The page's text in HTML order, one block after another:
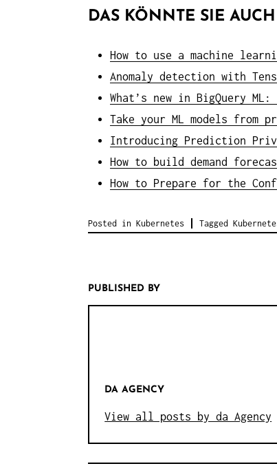
DAS KÖNNTE SIE
How to use a machine
Anomaly detection with
What’s new in BigQuery
Take your ML models from
Introducing Prediction
How to build demand
How to Prepare for the
Posted in Kubernetes Tagged
PUBLISHED BY
DA AGENCY
View all posts by da Agency